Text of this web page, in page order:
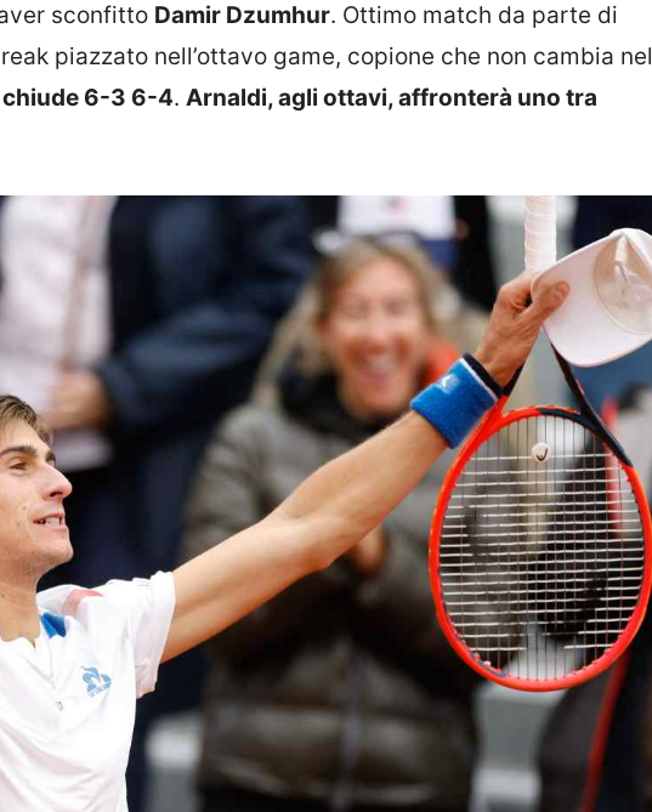
sconfitto Damir Dzumhur. Ottimo match da parte di
piazzato nell’ottavo game, copione che non cambia nel
chiude 6-3 6-4. Arnaldi, agli ottavi, affronterà uno tra